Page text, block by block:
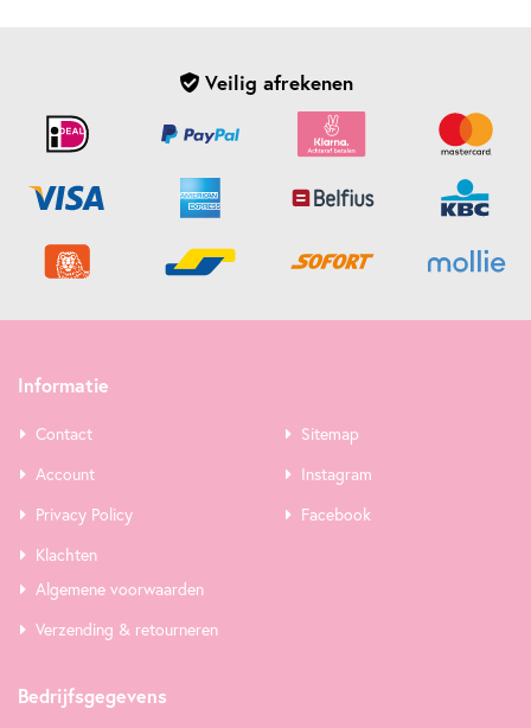
Veilig afrekenen
Informatie
Contact
Account
Privacy Policy
Klachten
Sitemap
Instagram
Facebook
Algemene voorwaarden
Verzending & retourneren
Bedrijfsgegevens